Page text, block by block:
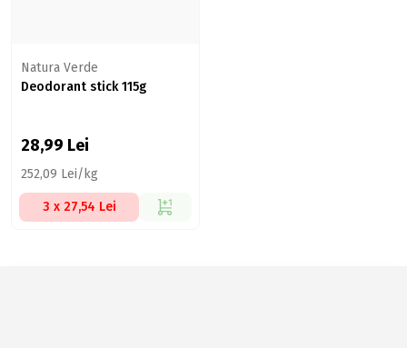
Natura Verde
Deodorant stick 115g
28,99 Lei
252,09 Lei/kg
3 x 27,54 Lei